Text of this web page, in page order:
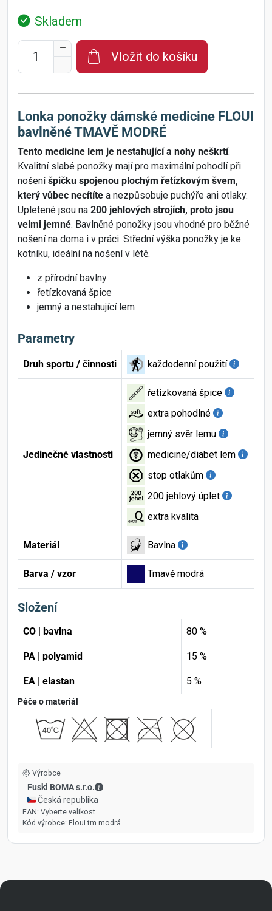
Skladem
Vložit do košíku
Lonka ponožky dámské medicine FLOUI
bavlněné TMAVĚ MODRÉ
Tento medicine lem je nestahující a nohy neškrtí.
Kvalitní slabé ponožky mají pro maximální pohodlí při
nošeníšpičku spojenou plochým řetízkovým švem,
který vůbec necítíte a nezpůsobuje puchýře ani otlaky.
Upletené jsou na 200 jehlových strojích, proto jsou
velmi jemné. Bavlněné ponožky jsou vhodné pro běžné
nošení na doma i v práci. Střední výška ponožky je ke
kotníku, ideální na nošení v létě.
z přírodní bavlny
řetízkovaná špice
jemný a nestahující lem
Parametry
Druh sportu / činnosti každodenní použití
Jedinečné vlastnosti
řetízkovaná špice
extra pohodlné
jemný svěr lemu
medicine/diabet lem
stop otlakům
200 jehlový úplet
extra kvalita
Materiál Bavlna
Barva / vzor Tmavě modrá
Složení
CO | bavlna 80 %
PA | polyamid 15 %
EA | elastan 5 %
Péče o materiál
Výrobce
Fuski BOMA s.r.o.
Fuski BOMA s.r.o. - Kontaktní údaje
🇨🇿 Česká republika
EAN: Vyberte velikost
Kód výrobce: Floui tm.modrá